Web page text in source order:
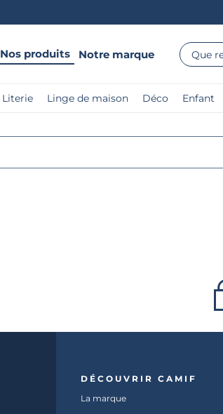
Nos produits Notre marque Que
Literie Linge de maison Déco Enfant
DÉCOUVRIR CAMIF
La marque